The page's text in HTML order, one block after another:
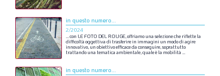
in questo numero...
2/2024
…con LE FOTO DEL ROUGE,offriamo una selezioneche riflette la
difficoltà oggettiva di trasferirein immagini un mododi agire
innovativo, un obiettivoefficaceda conseguire,soprattutto
trattando una tematica ambientale,qualeè la mobilità ...
in questo numero...